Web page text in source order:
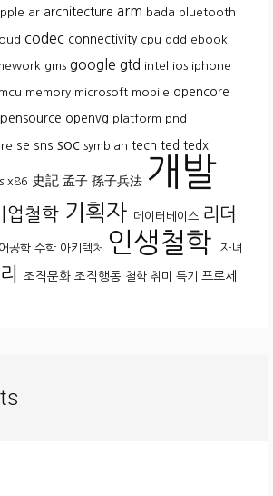
ar architecture arm bada bluetooth
codec connectivity cpu ddd ebook
gms google gtd intel ios iphone
mcu memory microsoft mobile opencore
openvg platform pnd
se sns soc symbian tech ted tedx
x86 史記 孟子 孫子兵法 개발
업철학 기획자 데이터베이스 리더
공학 수학 아키텍처 인생철학 자녀
조직문화 조직행동 철학 취미 특기 프로세